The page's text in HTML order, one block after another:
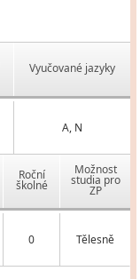
Vyučované jazyky
A, N
Roční
školné
Možnost
studia pro
ZP
0 Tělesně